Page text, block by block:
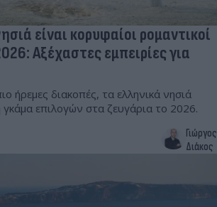
είναι κορυφαίοι ρομαντικοί
Αξέχαστες εμπειρίες για
ήρεμες διακοπές, τα ελληνικά νησιά
επιλογών στα ζευγάρια το 2026.
Γιώργος
Διάκος